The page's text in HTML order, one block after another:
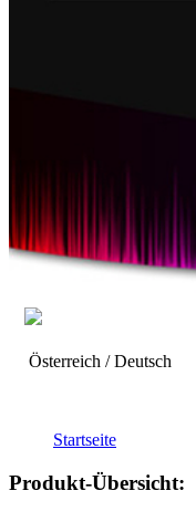
Österreich / Deutsch
Startseite
Produkt-Übersicht: